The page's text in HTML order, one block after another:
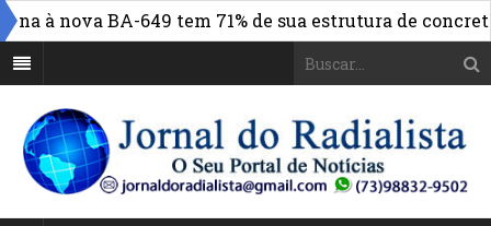
nova BA-649 tem 71% de sua estrutura de concreto